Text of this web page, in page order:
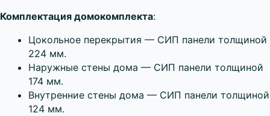
Комплектация домокомплекта:
Цокольное перекрытия — СИП панели толщиной
224 мм.
Наружные стены дома — СИП панели толщиной
174 мм.
Внутренние стены дома — СИП панели толщиной
124 мм.